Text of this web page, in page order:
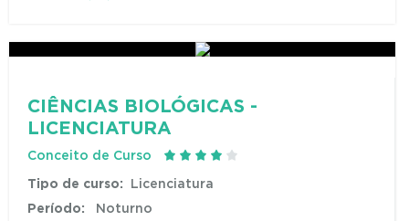
CIÊNCIAS BIOLÓGICAS -
LICENCIATURA
Conceito de Curso
Tipo de curso: Licenciatura
Período: Noturno